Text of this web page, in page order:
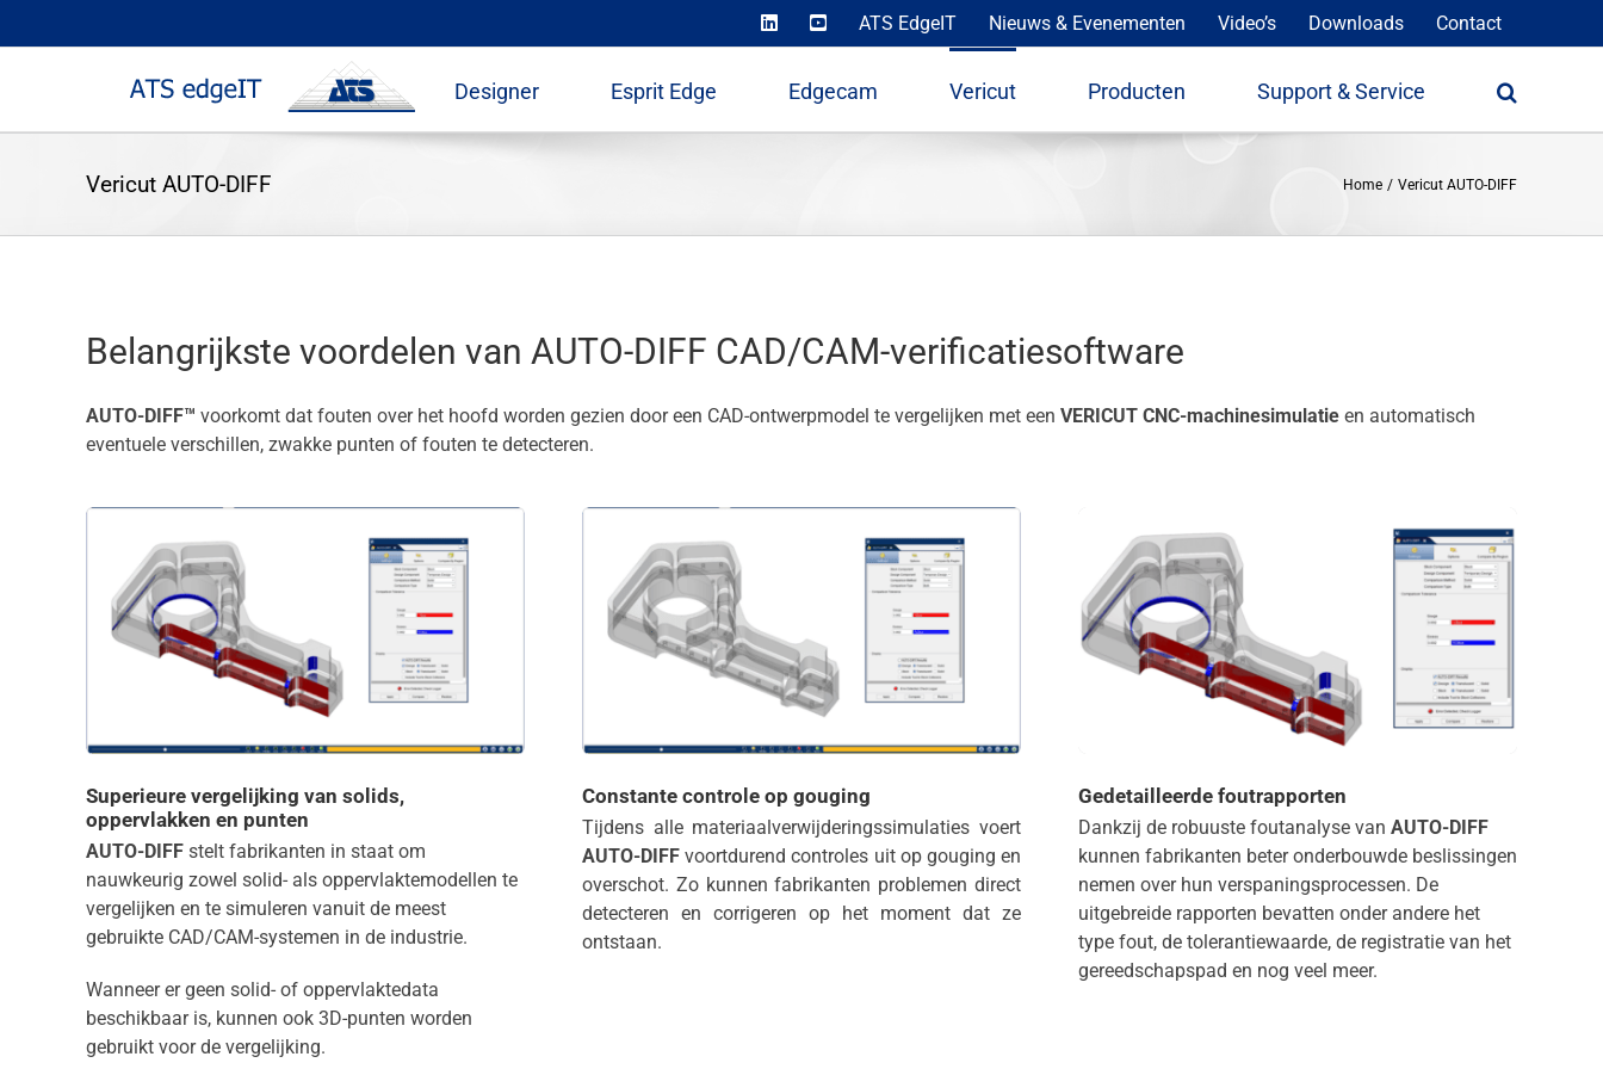
to
ATS EdgeIT Nieuws & Evenementen Video’s Downloads Contact
Designer Esprit Edge Edgecam Vericut Producten Support & Service
Vericut AUTO-DIFF Home Vericut AUTO-DIFF
Belangrijkste voordelen van AUTO-DIFF CAD/CAM-verificatiesoftware
AUTO-DIFF™ voorkomt dat fouten over het hoofd worden gezien door een CAD-ontwerpmodel te vergelijken met een VERICUT CNC-machinesimulatieen automatisch
eventuele verschillen, zwakke punten of fouten te detecteren.
Superieure vergelijking van solids,
oppervlakken en punten
AUTO-DIFFstelt fabrikanten in staat om
nauwkeurig zowel solid- als oppervlaktemodellen te
vergelijken en te simuleren vanuit de meest
gebruikte CAD/CAM-systemen in de industrie.
Wanneer er geen solid- of oppervlaktedata
beschikbaar is, kunnen ook 3D-punten worden
gebruikt voor de vergelijking.
Constante controle op gouging
Tijdens alle materiaalverwijderingssimulaties voert
AUTO-DIFFvoortdurend controles uit op gouging en
overschot. Zo kunnen fabrikanten problemen direct
detecteren en corrigeren op het moment dat ze
ontstaan.
Gedetailleerde foutrapporten
Dankzij de robuuste foutanalyse van AUTO-DIFF
kunnen fabrikanten beter onderbouwde beslissingen
nemen over hun verspaningsprocessen. De
uitgebreide rapporten bevatten onder andere het
type fout, de tolerantiewaarde, de registratie van het
gereedschapspad en nog veel meer.